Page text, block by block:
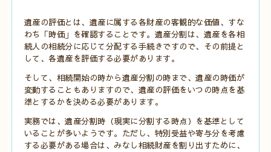
遺産の評価とは、遺産に属する各財産の客観的な価値、すな
わち「時価」を確認することです。遺産分割は、遺産を各相
続人の相続分に応じて分配する手続きですので、その前提と
して、各遺産を評価する必要があります。
そして、 相続開始の時から遺産分割の時まで、遺産の時価が
変動することもありますので、遺産の評価をいつの時点を基
準とするかを決める必要があります。
実務では、遺産分割時（現実に分割する時点）を基準として
いることが多いようです。 ただし、特別受益や寄与分を考慮
する必要がある場合は、みなし相続財産を割り出すために、